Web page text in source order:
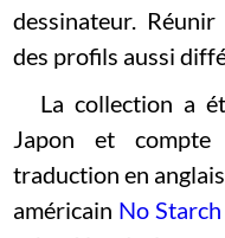
dessinateur.
des profils aussi
La collection a
Japon et
traduction en
américain No